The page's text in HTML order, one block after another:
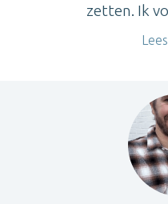
zetten. Ik